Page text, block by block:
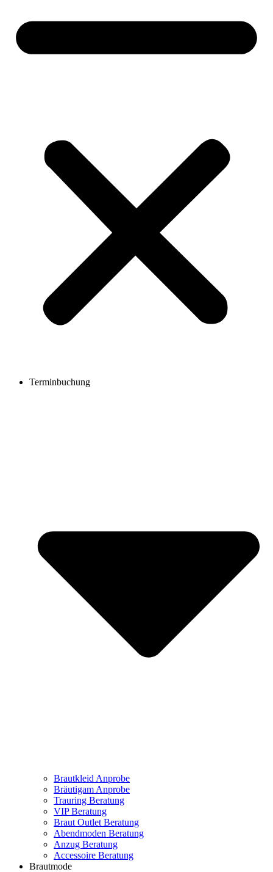
Terminbuchung
Brautkleid Anprobe
Bräutigam Anprobe
Trauring Beratung
VIP Beratung
Braut Outlet Beratung
Abendmoden Beratung
Anzug Beratung
Accessoire Beratung
Brautmode